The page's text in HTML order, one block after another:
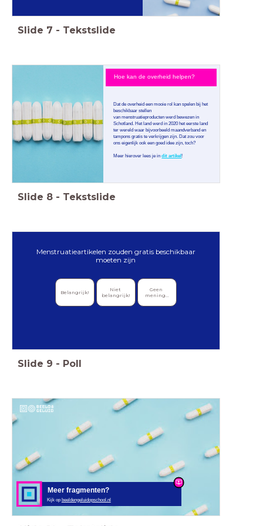
Slide 7 - Tekstslide
Dat de overheid een mooie rol kan spelen bij het
beschikbaar stellen
van menstruatieproducten werd bewezen in
Schotland. Het land werd in 2020 het eerste land
ter wereld waar bijvoorbeeld maandverband en
tampons gratis te verkrijgen zijn. Dat zou voor
ons eigenlijk ook een goed idee zijn, toch?
Meer hierover lees je in dit artikel!
Hoe kan de overheid helpen?
Slide 8 - Tekstslide
Menstruatieartikelen zouden gratis beschikbaar
moeten zijn
Belangrijk!
Niet
belangrijk!
Geen
mening...
Slide 9 - Poll
Meer fragmenten?
Kijk op beeldengeluidopschool.nl